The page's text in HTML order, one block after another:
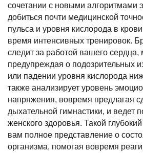
сочетании с новыми алгоритмами
добиться почти медицинской
пульса и уровня кислорода в
время интенсивных тренировок.
следит за работой вашего сердца,
предупреждая о подозрительных
или падении уровня кислорода
также анализирует уровень
напряжения, вовремя предлагая
дыхательной гимнастики, и ведет
женского здоровья. Такой
вам полное представление о
организма, помогая вовремя